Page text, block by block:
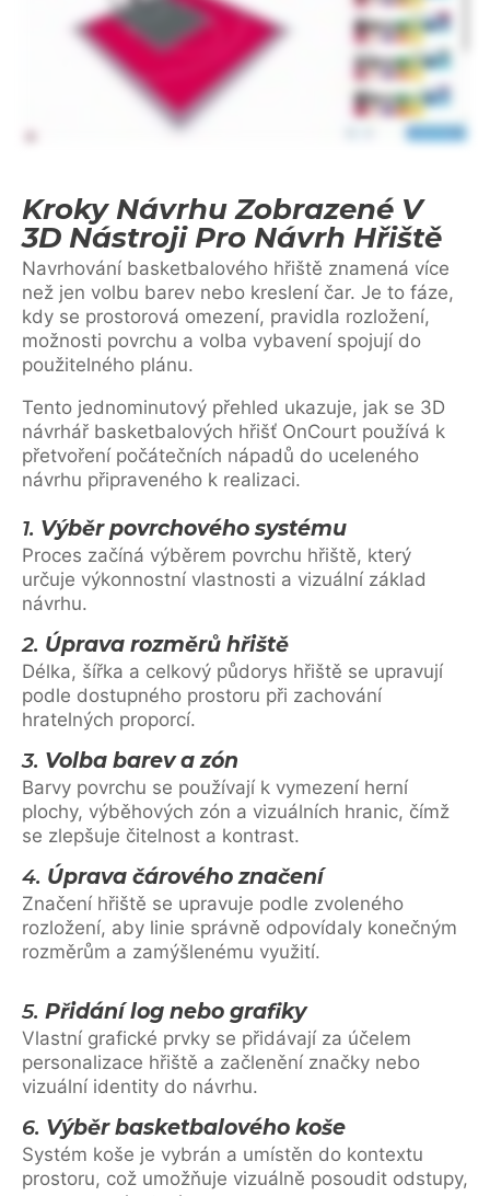
Kroky Návrhu Zobrazené V
3D Nástroji Pro Návrh Hřiště
Navrhování basketbalového hřiště znamená více
než jen volbu barev nebo kreslení čar. Je to fáze,
kdy se prostorová omezení, pravidla rozložení,
možnosti povrchu a volba vybavení spojují do
použitelného plánu.
Tento jednominutový přehled ukazuje, jak se 3D
návrhář basketbalových hřišť OnCourt používá k
přetvoření počátečních nápadů do uceleného
návrhu připraveného k realizaci.
1. Výběr povrchového systému
Proces začíná výběrem povrchu hřiště, který
určuje výkonnostní vlastnosti a vizuální základ
návrhu.
2. Úprava rozměrů hřiště
Délka, šířka a celkový půdorys hřiště se upravují
podle dostupného prostoru při zachování
hratelných proporcí.
3. Volba barev a zón
Barvy povrchu se používají k vymezení herní
plochy, výběhových zón a vizuálních hranic, čímž
se zlepšuje čitelnost a kontrast.
4. Úprava čárového značení
Značení hřiště se upravuje podle zvoleného
rozložení, aby linie správně odpovídaly konečným
rozměrům a zamýšlenému využití.
5. Přidání log nebo grafiky
Vlastní grafické prvky se přidávají za účelem
personalizace hřiště a začlenění značky nebo
vizuální identity do návrhu.
6. Výběr basketbalového koše
Systém koše je vybrán a umístěn do kontextu
prostoru, což umožňuje vizuálně posoudit odstupy,